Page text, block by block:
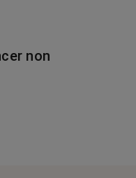
non